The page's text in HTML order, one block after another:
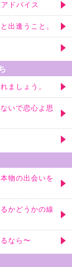
ドバイス
出逢うこと。
ましょう。
いで恋心よ思
物の出会いを
かどうかの線
なら〜